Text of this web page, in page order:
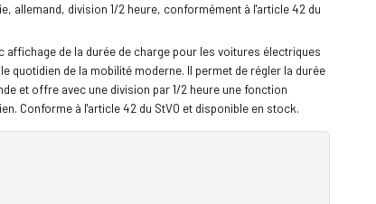
allemand, division 1/2 heure, conformément à l'article 42 du
affichage de la durée de charge pour les voitures électriques
quotidien de la mobilité moderne. Il permet de régler la durée
et offre avec une division par 1/2 heure une fonction
Conforme à l'article 42 du StVO et disponible en stock.